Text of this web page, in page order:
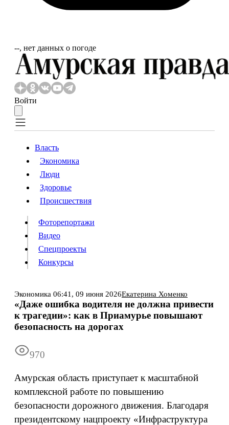
‐‐, нет данных о погоде
Войти
Власть
Происшествия
Видео
Конкурсы
Информация Реклама Все новости
Власть
Экономика
Люди
Здоровье
Происшествия
Фоторепортажи
Видео
Спецпроекты
Конкурсы
Экономика 06:41, 09 июня 2026Екатерина Хоменко
«Даже ошибка водителя не должна привести
к трагедии»: как в Приамурье повышают
безопасность на дорогах
970
Амурская область приступает к масштабной
комплексной работе по повышению
безопасности дорожного движения. Благодаря
президентскому нацпроекту «Инфраструктура